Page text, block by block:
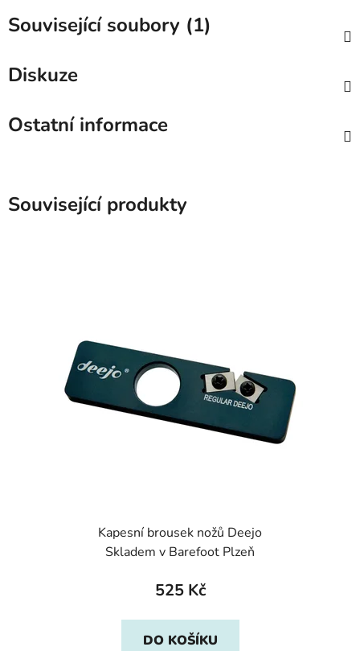
Související soubory (1)
Diskuze
Ostatní informace
Související produkty
Kapesní brousek nožů Deejo
Skladem v Barefoot Plzeň
525 Kč
DO KOŠÍKU